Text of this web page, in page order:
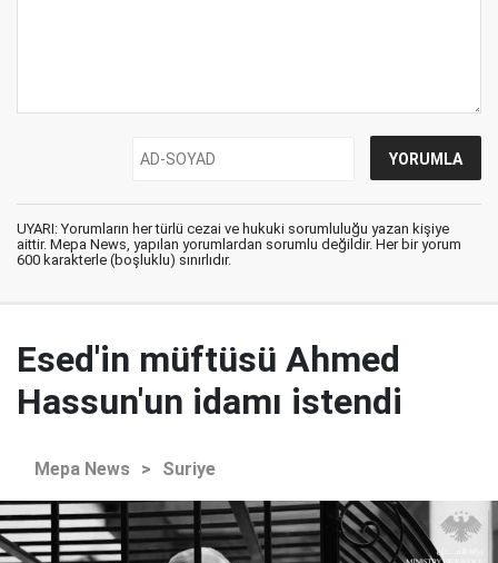
UYARI: Yorumların her türlü cezai ve hukuki sorumluluğu yazan kişiye
aittir. Mepa News, yapılan yorumlardan sorumlu değildir. Her bir yorum
600 karakterle (boşluklu) sınırlıdır.
Esed'in müftüsü Ahmed
Hassun'un idamı istendi
Mepa News > Suriye